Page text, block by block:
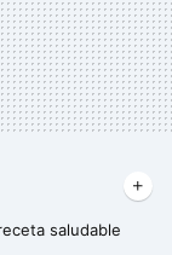
saludable